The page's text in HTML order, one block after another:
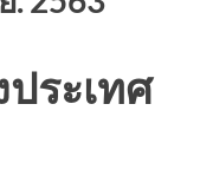
ระเทศ